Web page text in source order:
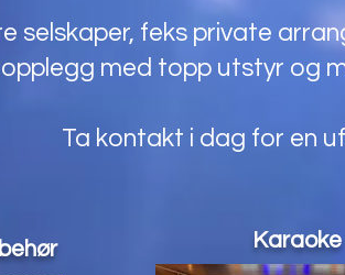
selskaper, feks private
med topp utstyr og
Ta kontakt i dag for en
Karaoke